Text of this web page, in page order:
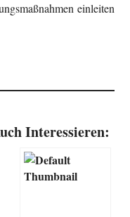
einleiten
Interessieren: